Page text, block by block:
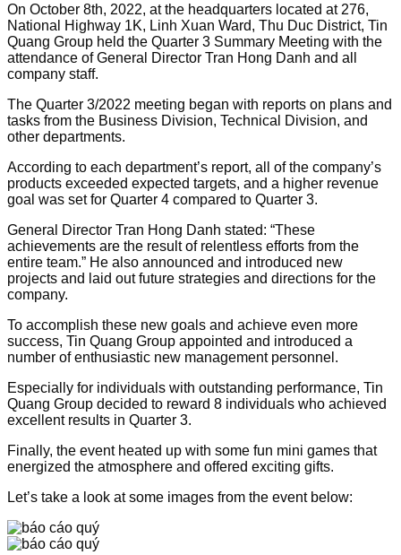
On October 8th, 2022, at the headquarters located at 276,
National Highway 1K, Linh Xuan Ward, Thu Duc District, Tin
Quang Group held the Quarter 3 Summary Meeting with the
attendance of General Director Tran Hong Danh and all
company staff.
The Quarter 3/2022 meeting began with reports on plans and
tasks from the Business Division, Technical Division, and
other departments.
According to each department’s report, all of the company’s
products exceeded expected targets, and a higher revenue
goal was set for Quarter 4 compared to Quarter 3.
General Director Tran Hong Danh stated: “These
achievements are the result of relentless efforts from the
entire team.” He also announced and introduced new
projects and laid out future strategies and directions for the
company.
To accomplish these new goals and achieve even more
success, Tin Quang Group appointed and introduced a
number of enthusiastic new management personnel.
Especially for individuals with outstanding performance, Tin
Quang Group decided to reward 8 individuals who achieved
excellent results in Quarter 3.
Finally, the event heated up with some fun mini games that
energized the atmosphere and offered exciting gifts.
Let’s take a look at some images from the event below: